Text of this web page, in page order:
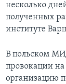
несколько
полученных
институте
В польском
провокации на
организацию